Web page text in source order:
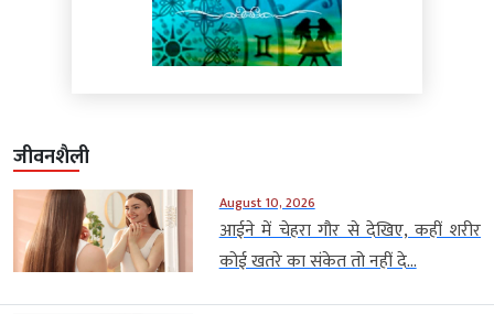
जीवनशैली
August 10, 2026
आईने में चेहरा गौर से देखिए, कहीं शरीर
कोई खतरे का संकेत तो नहीं दे...